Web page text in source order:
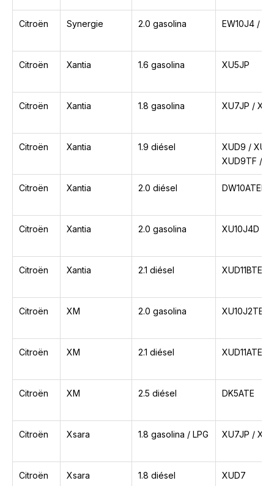
Citroën Synergie 2.0 gasolina EW10J4 /
Citroën Xantia 1.6 gasolina XU5JP
Citroën Xantia 1.8 gasolina XU7JP /
Citroën Xantia 1.9 diésel
XUD9 /
XUD9TF /
Citroën Xantia 2.0 diésel DW10ATED
Citroën Xantia 2.0 gasolina XU10J4D /
Citroën Xantia 2.1 diésel XUD11BTE
Citroën XM 2.0 gasolina XU10J2TE
Citroën XM 2.1 diésel XUD11ATE /
Citroën XM 2.5 diésel DK5ATE
Citroën Xsara 1.8 gasolina / LPG XU7JP /
Citroën Xsara 1.8 diésel XUD7